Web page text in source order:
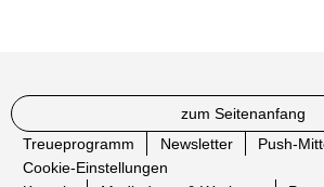
zum Seitenanfang
Treueprogramm
Newsletter
Push-
Cookie-Einstellungen